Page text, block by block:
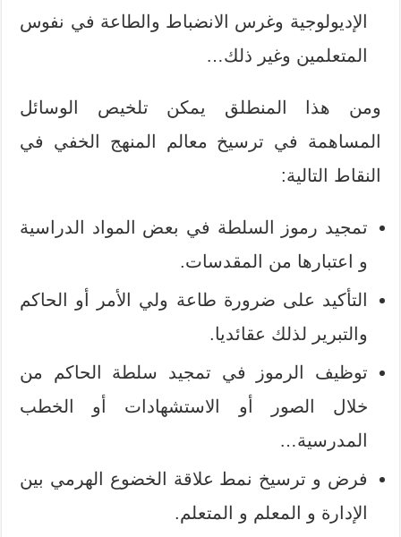
الإديولوجية وغرس الانضباط والطاعة في نفوس
المتعلمين وغير ذلك…
ومن هذا المنطلق يمكن تلخيص الوسائل
المساهمة في ترسيخ معالم المنهج الخفي في
النقاط التالية:
تمجيد رموز السلطة في بعض المواد الدراسية
و اعتبارها من المقدسات.
التأكيد على ضرورة طاعة ولي الأمر أو الحاكم
والتبرير لذلك عقائديا.
توظيف الرموز في تمجيد سلطة الحاكم من
خلال الصور أو الاستشهادات أو الخطب
المدرسية…
فرض و ترسيخ نمط علاقة الخضوع الهرمي بين
الإدارة و المعلم و المتعلم.